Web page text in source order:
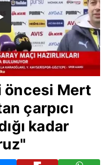
öncesi Mert
çarpıcı
kadar